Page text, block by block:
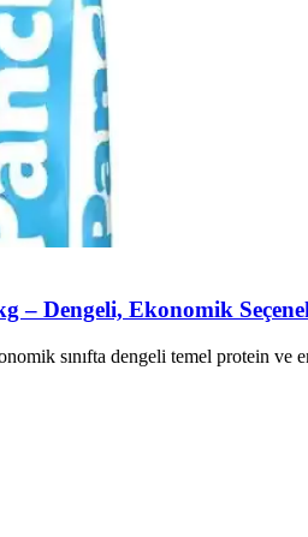
– Dengeli, Ekonomik
sınıfta dengeli temel protein